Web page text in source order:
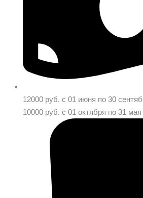
12000 руб. с 01 июня по 30
10000 руб. с 01 октября по 31 мая